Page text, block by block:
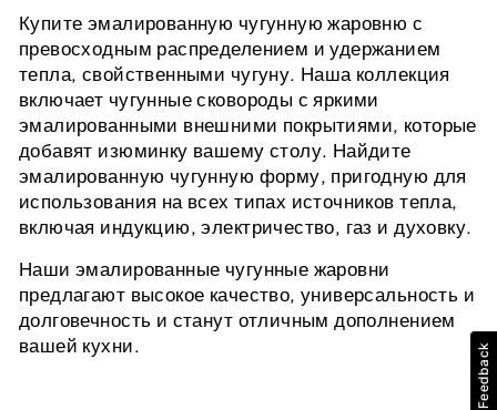
КРАСНАЯ + 2
ПРИХВАТКИ
Купите эмалированную чугунную жаровню с
превосходным распределением и удержанием
тепла, свойственными чугуну. Наша коллекция
включает чугунные сковороды с яркими
эмалированными внешними покрытиями, которые
добавят изюминку вашему столу. Найдите
эмалированную чугунную форму, пригодную для
использования на всех типах источников тепла,
включая индукцию, электричество, газ и духовку.
Наши эмалированные чугунные жаровни
предлагают высокое качество, универсальность и
долговечность и станут отличным дополнением
вашей кухни.
Feedback